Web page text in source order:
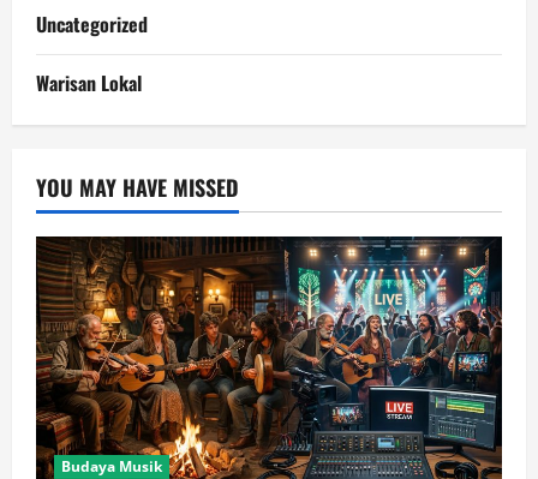
Uncategorized
Warisan Lokal
YOU MAY HAVE MISSED
Budaya Musik